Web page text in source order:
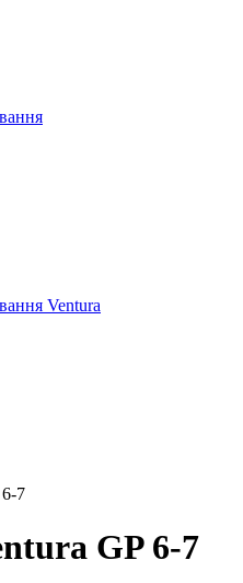
Ventura
7
GP 6-7